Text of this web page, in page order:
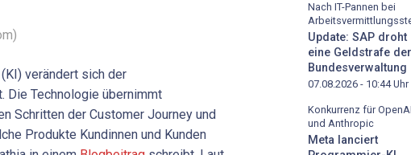
verändert sich der
Die Technologie übernimmt
Schritten der Customer Journey und
Produkte Kundinnen und Kunden
Nach IT-Pannen bei
Update: SAP droht
eine Geldstrafe der
Bundesverwaltung
07.08.2026 - 10:44Uhr
Konkurrenz für OpenAI
und Anthropic
Meta lanciert